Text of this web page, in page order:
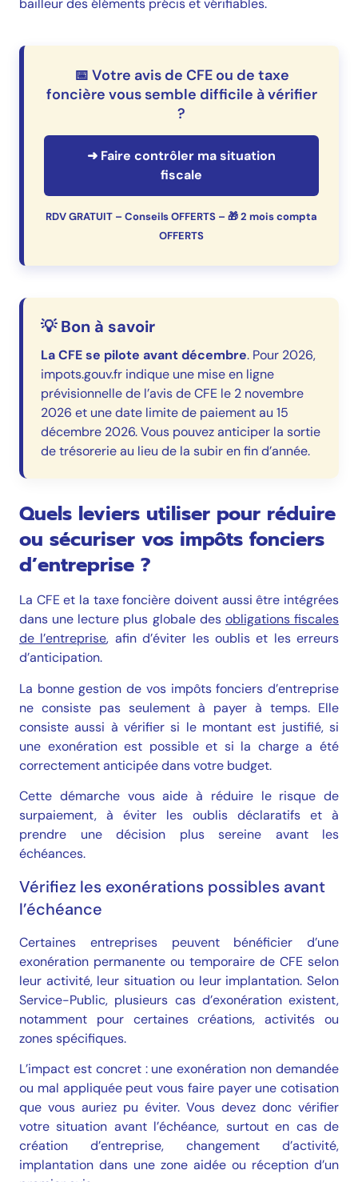
bailleur des éléments précis et vérifiables.
📅 Votre avis de CFE ou de taxe
foncière vous semble difficile à vérifier
?
➜ Faire contrôler ma situation
fiscale
RDV GRATUIT – Conseils OFFERTS – 🎁 2 mois compta
OFFERTS
💡 Bon à savoir
La CFE se pilote avant décembre. Pour 2026,
impots.gouv.fr indique une mise en ligne
prévisionnelle de l’avis de CFE le 2 novembre
2026 et une date limite de paiement au 15
décembre 2026. Vous pouvez anticiper la sortie
de trésorerie au lieu de la subir en fin d’année.
Quels leviers utiliser pour réduire
ou sécuriser vos impôts fonciers
d’entreprise ?
La CFE et la taxe foncière doivent aussi être intégrées
dans une lecture plus globale des obligations fiscales
de l’entreprise, afin d’éviter les oublis et les erreurs
d’anticipation.
La bonne gestion de vos impôts fonciers d’entreprise
ne consiste pas seulement à payer à temps. Elle
consiste aussi à vérifier si le montant est justifié, si
une exonération est possible et si la charge a été
correctement anticipée dans votre budget.
Cette démarche vous aide à réduire le risque de
surpaiement, à éviter les oublis déclaratifs et à
prendre une décision plus sereine avant les
échéances.
Vérifiez les exonérations possibles avant
l’échéance
Certaines entreprises peuvent bénéficier d’une
exonération permanente ou temporaire de CFE selon
leur activité, leur situation ou leur implantation. Selon
Service-Public, plusieurs cas d’exonération existent,
notamment pour certaines créations, activités ou
zones spécifiques.
L’impact est concret : une exonération non demandée
ou mal appliquée peut vous faire payer une cotisation
que vous auriez pu éviter. Vous devez donc vérifier
votre situation avant l’échéance, surtout en cas de
création d’entreprise, changement d’activité,
implantation dans une zone aidée ou réception d’un